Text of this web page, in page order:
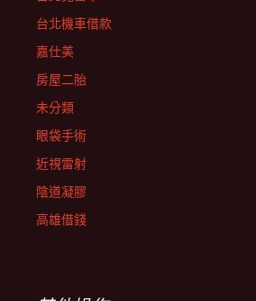
台北機車借款
嘉仕美
房屋二胎
未分類
眼袋手術
近視雷射
陰道凝膠
高雄借錢